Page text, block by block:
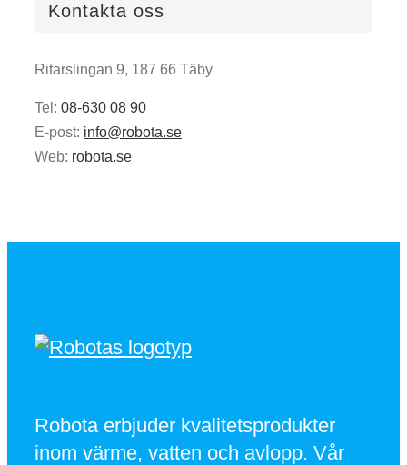
Kontakta oss
Ritarslingan 9, 187 66 Täby
Tel: 08-630 08 90
E-post: info@robota.se
Web: robota.se
Robota erbjuder kvalitetsprodukter
inom värme, vatten och avlopp. Vår